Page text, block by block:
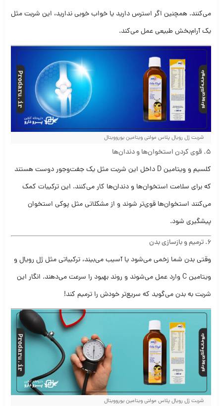
می‌کنند. همچنین اگر استرس دارید یا خواب خوبی ندارید، این شربت مثل
یک آرام‌بخش طبیعی عمل می‌کند.
شربت ژل رویال پلاس مولتی ویتامین یوروویتال
5. قوی کردن استخوان‌ها و دندان‌ها
کلسیم و ویتامین D داخل این شربت مثل یک جفت‌و‌جور دوست هستند
که برای سلامت استخوان‌ها و دندان‌ها کار می‌کنند. این ترکیبات کمک
می‌کنند استخوان‌ها قوی‌تر شوند و از مشکلاتی مثل پوکی استخوان
پیشگیری شود.
6. ترمیم و بازسازی بدن
وقتی بدن شما زخمی می‌شود یا آسیب می‌بیند، ترکیباتی مثل ژل رویال و
ویتامین C وارد عمل می‌شوند و روند بهبود را سرعت می‌دهند. انگار این
شربت به بدن می‌گوید که سریع‌تر خودش را ترمیم کند!
شربت ژل رویال پلاس مولتی ویتامین یوروویتال